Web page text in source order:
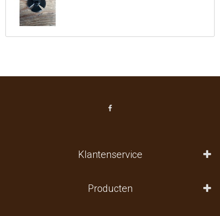
Klantenservice
Producten